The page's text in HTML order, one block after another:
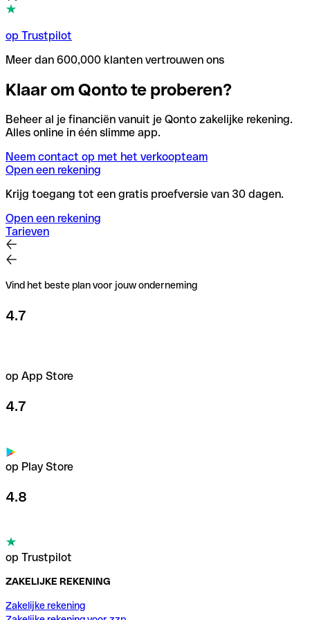
op Trustpilot
Meer dan 600,000 klanten vertrouwen ons
Klaar om Qonto te proberen?
Beheer al je financiën vanuit je Qonto zakelijke rekening.
Alles online in één slimme app.
Neem contact op met het verkoopteam
Open een rekening
Krijg toegang tot een gratis proefversie van 30 dagen.
Open een rekening
Tarieven
Vind het beste plan voor jouw onderneming
4.7
op App Store
4.7
op Play Store
4.8
op Trustpilot
ZAKELIJKE REKENING
Zakelijke rekening